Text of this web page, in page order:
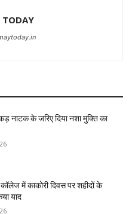
TODAY
नाटक के जरिए दिया नशा मुक्ति का
में काकोरी दिवस पर शहीदों के
याद